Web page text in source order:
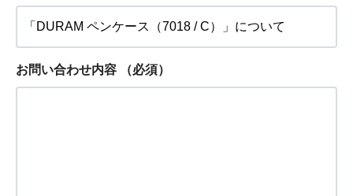
お問い合わせ内容 （必須）